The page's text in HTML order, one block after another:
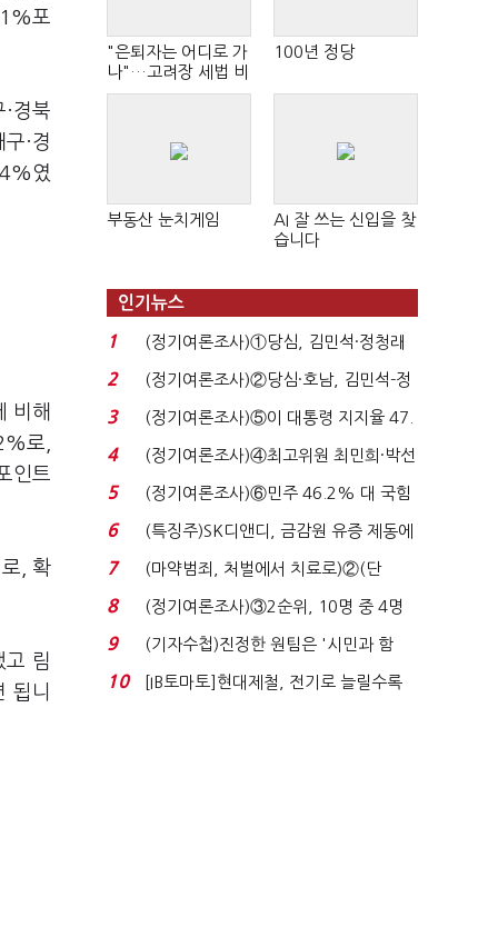
포
경북
·경
였
비해
로,
인트
, 확
고 림
됩니
"은퇴자는 어디로 가
나"…고려장 세법 비
판 확산
100년 정당
부동산 눈치게임
AI 잘 쓰는 신입을 찾
습니다
인기뉴스
1
(정기여론조사)①당심, 김민석·정청래
'초접전'…대통령 ...
2
(정기여론조사)②당심·호남, 김민석-정
청래 '초접전'...
3
(정기여론조사)⑤이 대통령 지지율 47.
7%…일주일 만에 ...
4
(정기여론조사)④최고위원 최민희·박선
원 '양강'…서미...
5
(정기여론조사)⑥민주 46.2% 대 국힘
31.0%…오차범위 밖 ...
6
(특징주)SK디앤디, 금감원 유증 제동에
장 초반 상한가...
7
(마약범죄, 처벌에서 치료로)②(단
독)"마약은 전염병…여성...
8
(정기여론조사)③2순위, 10명 중 4명
'송영길'…정청래 '한 ...
9
(기자수첩)진정한 원팀은 '시민과 함
께'일 때 완성...
10
[IB토마토]현대제철, 전기로 늘릴수록